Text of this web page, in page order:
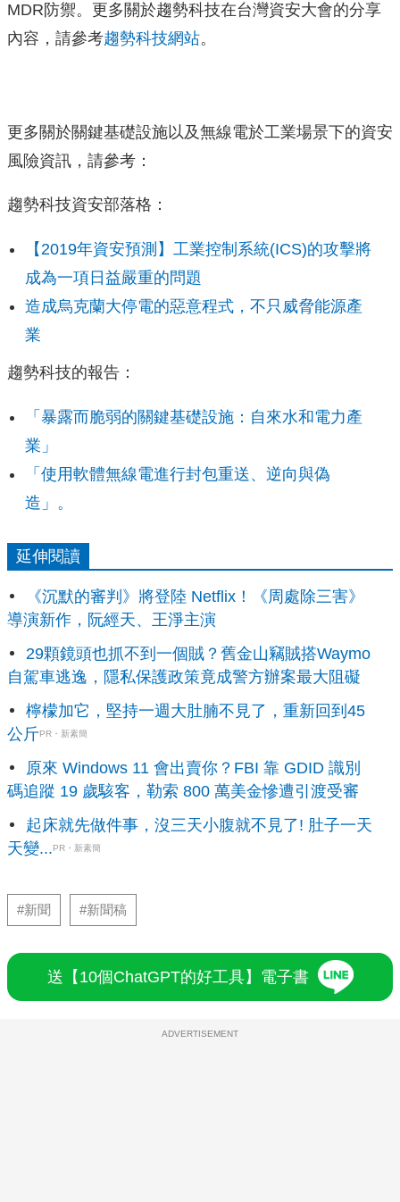
MDR防禦。更多關於趨勢科技在台灣資安大會的分享
內容，請參考趨勢科技網站。
更多關於關鍵基礎設施以及無線電於工業場景下的資安
風險資訊，請參考：
趨勢科技資安部落格：
【2019年資安預測】工業控制系統(ICS)的攻擊將
成為一項日益嚴重的問題
造成烏克蘭大停電的惡意程式，不只威脅能源產
業
趨勢科技的報告：
「暴露而脆弱的關鍵基礎設施：自來水和電力產
業」
「使用軟體無線電進行封包重送、逆向與偽
造」。
延伸閱讀
《沉默的審判》將登陸 Netflix！《周處除三害》
導演新作，阮經天、王淨主演
29顆鏡頭也抓不到一個賊？舊金山竊賊搭Waymo
自駕車逃逸，隱私保護政策竟成警方辦案最大阻礙
檸檬加它，堅持一週大肚腩不見了，重新回到45
公斤PR・新素簡
原來 Windows 11 會出賣你？FBI 靠 GDID 識別
碼追蹤 19 歲駭客，勒索 800 萬美金慘遭引渡受審
起床就先做件事，沒三天小腹就不見了! 肚子一天
天變...PR・新素簡
#新聞 #新聞稿
送【10個ChatGPT的好工具】電子書
ADVERTISEMENT